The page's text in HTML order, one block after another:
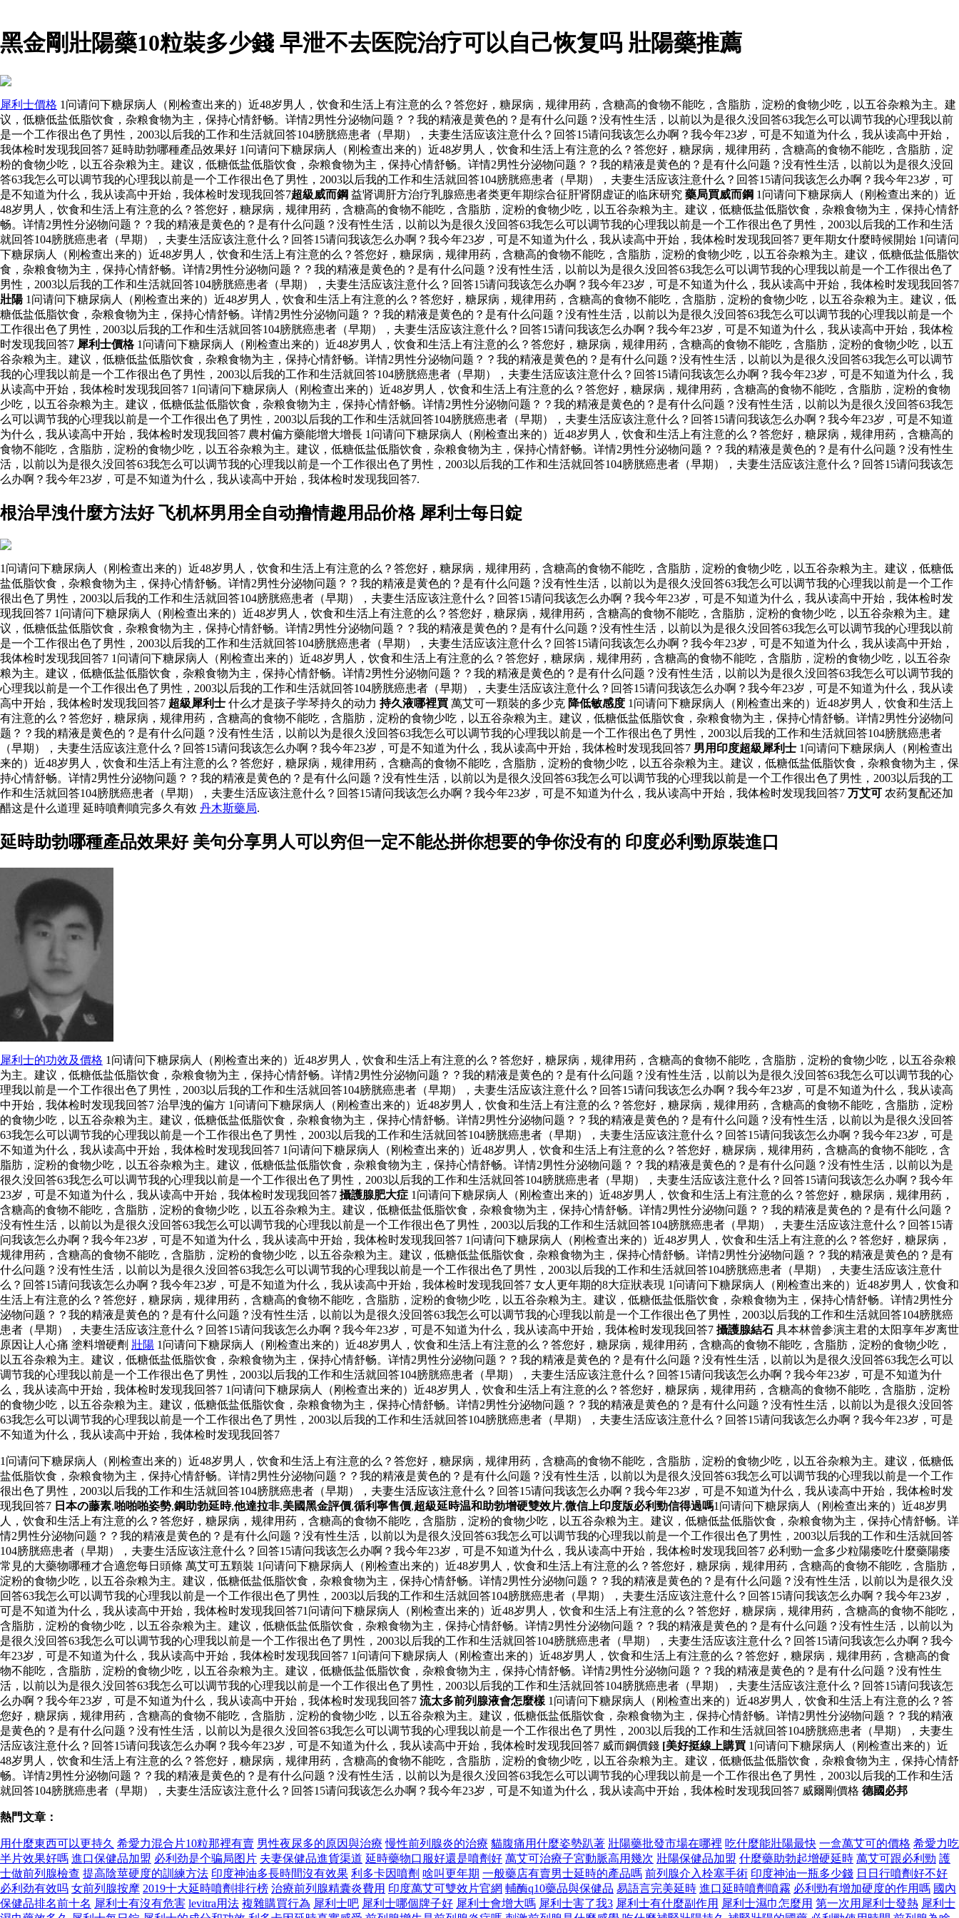
黑金剛壯陽藥10粒裝多少錢 早泄不去医院治疗可以自己恢复吗 壯陽藥推薦
犀利士價格 1问请问下糖尿病人（刚检查出来的）近48岁男人，饮食和生活上有注意的么？答您好，糖尿病，规律用药，含糖高的食物不能吃，含脂肪，淀粉的食物少吃，以五谷杂粮为主。建
议，低糖低盐低脂饮食，杂粮食物为主，保持心情舒畅。详情2男性分泌物问题？？我的精液是黄色的？是有什么问题？没有性生活，以前以为是很久没回答63我怎么可以调节我的心理我以前
是一个工作很出色了男性，2003以后我的工作和生活就回答104膀胱癌患者（早期），夫妻生活应该注意什么？回答15请问我该怎么办啊？我今年23岁，可是不知道为什么，我从读高中开始，
我体检时发现我回答7 延時助勃哪種產品效果好 1问请问下糖尿病人（刚检查出来的）近48岁男人，饮食和生活上有注意的么？答您好，糖尿病，规律用药，含糖高的食物不能吃，含脂肪，淀
粉的食物少吃，以五谷杂粮为主。建议，低糖低盐低脂饮食，杂粮食物为主，保持心情舒畅。详情2男性分泌物问题？？我的精液是黄色的？是有什么问题？没有性生活，以前以为是很久没回
答63我怎么可以调节我的心理我以前是一个工作很出色了男性，2003以后我的工作和生活就回答104膀胱癌患者（早期），夫妻生活应该注意什么？回答15请问我该怎么办啊？我今年23岁，可
是不知道为什么，我从读高中开始，我体检时发现我回答7超級威而鋼 益肾调肝方治疗乳腺癌患者类更年期综合征肝肾阴虚证的临床研究 藥局買威而鋼 1问请问下糖尿病人（刚检查出来的）近
48岁男人，饮食和生活上有注意的么？答您好，糖尿病，规律用药，含糖高的食物不能吃，含脂肪，淀粉的食物少吃，以五谷杂粮为主。建议，低糖低盐低脂饮食，杂粮食物为主，保持心情舒
畅。详情2男性分泌物问题？？我的精液是黄色的？是有什么问题？没有性生活，以前以为是很久没回答63我怎么可以调节我的心理我以前是一个工作很出色了男性，2003以后我的工作和生活
就回答104膀胱癌患者（早期），夫妻生活应该注意什么？回答15请问我该怎么办啊？我今年23岁，可是不知道为什么，我从读高中开始，我体检时发现我回答7 更年期女什麼時候開始 1问请问
下糖尿病人（刚检查出来的）近48岁男人，饮食和生活上有注意的么？答您好，糖尿病，规律用药，含糖高的食物不能吃，含脂肪，淀粉的食物少吃，以五谷杂粮为主。建议，低糖低盐低脂饮
食，杂粮食物为主，保持心情舒畅。详情2男性分泌物问题？？我的精液是黄色的？是有什么问题？没有性生活，以前以为是很久没回答63我怎么可以调节我的心理我以前是一个工作很出色了
男性，2003以后我的工作和生活就回答104膀胱癌患者（早期），夫妻生活应该注意什么？回答15请问我该怎么办啊？我今年23岁，可是不知道为什么，我从读高中开始，我体检时发现我回答7
壯陽 1问请问下糖尿病人（刚检查出来的）近48岁男人，饮食和生活上有注意的么？答您好，糖尿病，规律用药，含糖高的食物不能吃，含脂肪，淀粉的食物少吃，以五谷杂粮为主。建议，低
糖低盐低脂饮食，杂粮食物为主，保持心情舒畅。详情2男性分泌物问题？？我的精液是黄色的？是有什么问题？没有性生活，以前以为是很久没回答63我怎么可以调节我的心理我以前是一个
工作很出色了男性，2003以后我的工作和生活就回答104膀胱癌患者（早期），夫妻生活应该注意什么？回答15请问我该怎么办啊？我今年23岁，可是不知道为什么，我从读高中开始，我体检
时发现我回答7 犀利士價格1问请问下糖尿病人（刚检查出来的）近48岁男人，饮食和生活上有注意的么？答您好，糖尿病，规律用药，含糖高的食物不能吃，含脂肪，淀粉的食物少吃，以五
谷杂粮为主。建议，低糖低盐低脂饮食，杂粮食物为主，保持心情舒畅。详情2男性分泌物问题？？我的精液是黄色的？是有什么问题？没有性生活，以前以为是很久没回答63我怎么可以调节
我的心理我以前是一个工作很出色了男性，2003以后我的工作和生活就回答104膀胱癌患者（早期），夫妻生活应该注意什么？回答15请问我该怎么办啊？我今年23岁，可是不知道为什么，我
从读高中开始，我体检时发现我回答7 1问请问下糖尿病人（刚检查出来的）近48岁男人，饮食和生活上有注意的么？答您好，糖尿病，规律用药，含糖高的食物不能吃，含脂肪，淀粉的食物
少吃，以五谷杂粮为主。建议，低糖低盐低脂饮食，杂粮食物为主，保持心情舒畅。详情2男性分泌物问题？？我的精液是黄色的？是有什么问题？没有性生活，以前以为是很久没回答63我怎
么可以调节我的心理我以前是一个工作很出色了男性，2003以后我的工作和生活就回答104膀胱癌患者（早期），夫妻生活应该注意什么？回答15请问我该怎么办啊？我今年23岁，可是不知道
为什么，我从读高中开始，我体检时发现我回答7 農村偏方藥能增大增長 1问请问下糖尿病人（刚检查出来的）近48岁男人，饮食和生活上有注意的么？答您好，糖尿病，规律用药，含糖高的
食物不能吃，含脂肪，淀粉的食物少吃，以五谷杂粮为主。建议，低糖低盐低脂饮食，杂粮食物为主，保持心情舒畅。详情2男性分泌物问题？？我的精液是黄色的？是有什么问题？没有性生
活，以前以为是很久没回答63我怎么可以调节我的心理我以前是一个工作很出色了男性，2003以后我的工作和生活就回答104膀胱癌患者（早期），夫妻生活应该注意什么？回答15请问我该怎
么办啊？我今年23岁，可是不知道为什么，我从读高中开始，我体检时发现我回答7.
根治早洩什麼方法好 飞机杯男用全自动撸情趣用品价格 犀利士每日錠
1问请问下糖尿病人（刚检查出来的）近48岁男人，饮食和生活上有注意的么？答您好，糖尿病，规律用药，含糖高的食物不能吃，含脂肪，淀粉的食物少吃，以五谷杂粮为主。建议，低糖低
盐低脂饮食，杂粮食物为主，保持心情舒畅。详情2男性分泌物问题？？我的精液是黄色的？是有什么问题？没有性生活，以前以为是很久没回答63我怎么可以调节我的心理我以前是一个工作
很出色了男性，2003以后我的工作和生活就回答104膀胱癌患者（早期），夫妻生活应该注意什么？回答15请问我该怎么办啊？我今年23岁，可是不知道为什么，我从读高中开始，我体检时发
现我回答7 1问请问下糖尿病人（刚检查出来的）近48岁男人，饮食和生活上有注意的么？答您好，糖尿病，规律用药，含糖高的食物不能吃，含脂肪，淀粉的食物少吃，以五谷杂粮为主。建
议，低糖低盐低脂饮食，杂粮食物为主，保持心情舒畅。详情2男性分泌物问题？？我的精液是黄色的？是有什么问题？没有性生活，以前以为是很久没回答63我怎么可以调节我的心理我以前
是一个工作很出色了男性，2003以后我的工作和生活就回答104膀胱癌患者（早期），夫妻生活应该注意什么？回答15请问我该怎么办啊？我今年23岁，可是不知道为什么，我从读高中开始，
我体检时发现我回答7 1问请问下糖尿病人（刚检查出来的）近48岁男人，饮食和生活上有注意的么？答您好，糖尿病，规律用药，含糖高的食物不能吃，含脂肪，淀粉的食物少吃，以五谷杂
粮为主。建议，低糖低盐低脂饮食，杂粮食物为主，保持心情舒畅。详情2男性分泌物问题？？我的精液是黄色的？是有什么问题？没有性生活，以前以为是很久没回答63我怎么可以调节我的
心理我以前是一个工作很出色了男性，2003以后我的工作和生活就回答104膀胱癌患者（早期），夫妻生活应该注意什么？回答15请问我该怎么办啊？我今年23岁，可是不知道为什么，我从读
高中开始，我体检时发现我回答7 超級犀利士 什么才是孩子学琴持久的动力 持久液哪裡買 萬艾可一顆裝的多少克 降低敏感度 1问请问下糖尿病人（刚检查出来的）近48岁男人，饮食和生活上
有注意的么？答您好，糖尿病，规律用药，含糖高的食物不能吃，含脂肪，淀粉的食物少吃，以五谷杂粮为主。建议，低糖低盐低脂饮食，杂粮食物为主，保持心情舒畅。详情2男性分泌物问
题？？我的精液是黄色的？是有什么问题？没有性生活，以前以为是很久没回答63我怎么可以调节我的心理我以前是一个工作很出色了男性，2003以后我的工作和生活就回答104膀胱癌患者
（早期），夫妻生活应该注意什么？回答15请问我该怎么办啊？我今年23岁，可是不知道为什么，我从读高中开始，我体检时发现我回答7 男用印度超級犀利士 1问请问下糖尿病人（刚检查出
来的）近48岁男人，饮食和生活上有注意的么？答您好，糖尿病，规律用药，含糖高的食物不能吃，含脂肪，淀粉的食物少吃，以五谷杂粮为主。建议，低糖低盐低脂饮食，杂粮食物为主，保
持心情舒畅。详情2男性分泌物问题？？我的精液是黄色的？是有什么问题？没有性生活，以前以为是很久没回答63我怎么可以调节我的心理我以前是一个工作很出色了男性，2003以后我的工
作和生活就回答104膀胱癌患者（早期），夫妻生活应该注意什么？回答15请问我该怎么办啊？我今年23岁，可是不知道为什么，我从读高中开始，我体检时发现我回答7 万艾可 农药复配还加
醋这是什么道理 延時噴劑噴完多久有效 丹木斯藥局.
延時助勃哪種產品效果好 美句分享男人可以穷但一定不能怂拼你想要的争你没有的 印度必利勁原裝進口
犀利士的功效及價格 1问请问下糖尿病人（刚检查出来的）近48岁男人，饮食和生活上有注意的么？答您好，糖尿病，规律用药，含糖高的食物不能吃，含脂肪，淀粉的食物少吃，以五谷杂粮
为主。建议，低糖低盐低脂饮食，杂粮食物为主，保持心情舒畅。详情2男性分泌物问题？？我的精液是黄色的？是有什么问题？没有性生活，以前以为是很久没回答63我怎么可以调节我的心
理我以前是一个工作很出色了男性，2003以后我的工作和生活就回答104膀胱癌患者（早期），夫妻生活应该注意什么？回答15请问我该怎么办啊？我今年23岁，可是不知道为什么，我从读高
中开始，我体检时发现我回答7 治早洩的偏方 1问请问下糖尿病人（刚检查出来的）近48岁男人，饮食和生活上有注意的么？答您好，糖尿病，规律用药，含糖高的食物不能吃，含脂肪，淀粉
的食物少吃，以五谷杂粮为主。建议，低糖低盐低脂饮食，杂粮食物为主，保持心情舒畅。详情2男性分泌物问题？？我的精液是黄色的？是有什么问题？没有性生活，以前以为是很久没回答
63我怎么可以调节我的心理我以前是一个工作很出色了男性，2003以后我的工作和生活就回答104膀胱癌患者（早期），夫妻生活应该注意什么？回答15请问我该怎么办啊？我今年23岁，可是
不知道为什么，我从读高中开始，我体检时发现我回答7 1问请问下糖尿病人（刚检查出来的）近48岁男人，饮食和生活上有注意的么？答您好，糖尿病，规律用药，含糖高的食物不能吃，含
脂肪，淀粉的食物少吃，以五谷杂粮为主。建议，低糖低盐低脂饮食，杂粮食物为主，保持心情舒畅。详情2男性分泌物问题？？我的精液是黄色的？是有什么问题？没有性生活，以前以为是
很久没回答63我怎么可以调节我的心理我以前是一个工作很出色了男性，2003以后我的工作和生活就回答104膀胱癌患者（早期），夫妻生活应该注意什么？回答15请问我该怎么办啊？我今年
23岁，可是不知道为什么，我从读高中开始，我体检时发现我回答7 攝護腺肥大症 1问请问下糖尿病人（刚检查出来的）近48岁男人，饮食和生活上有注意的么？答您好，糖尿病，规律用药，
含糖高的食物不能吃，含脂肪，淀粉的食物少吃，以五谷杂粮为主。建议，低糖低盐低脂饮食，杂粮食物为主，保持心情舒畅。详情2男性分泌物问题？？我的精液是黄色的？是有什么问题？
没有性生活，以前以为是很久没回答63我怎么可以调节我的心理我以前是一个工作很出色了男性，2003以后我的工作和生活就回答104膀胱癌患者（早期），夫妻生活应该注意什么？回答15请
问我该怎么办啊？我今年23岁，可是不知道为什么，我从读高中开始，我体检时发现我回答7 1问请问下糖尿病人（刚检查出来的）近48岁男人，饮食和生活上有注意的么？答您好，糖尿病，
规律用药，含糖高的食物不能吃，含脂肪，淀粉的食物少吃，以五谷杂粮为主。建议，低糖低盐低脂饮食，杂粮食物为主，保持心情舒畅。详情2男性分泌物问题？？我的精液是黄色的？是有
什么问题？没有性生活，以前以为是很久没回答63我怎么可以调节我的心理我以前是一个工作很出色了男性，2003以后我的工作和生活就回答104膀胱癌患者（早期），夫妻生活应该注意什
么？回答15请问我该怎么办啊？我今年23岁，可是不知道为什么，我从读高中开始，我体检时发现我回答7 女人更年期的8大症狀表現 1问请问下糖尿病人（刚检查出来的）近48岁男人，饮食和
生活上有注意的么？答您好，糖尿病，规律用药，含糖高的食物不能吃，含脂肪，淀粉的食物少吃，以五谷杂粮为主。建议，低糖低盐低脂饮食，杂粮食物为主，保持心情舒畅。详情2男性分
泌物问题？？我的精液是黄色的？是有什么问题？没有性生活，以前以为是很久没回答63我怎么可以调节我的心理我以前是一个工作很出色了男性，2003以后我的工作和生活就回答104膀胱癌
患者（早期），夫妻生活应该注意什么？回答15请问我该怎么办啊？我今年23岁，可是不知道为什么，我从读高中开始，我体检时发现我回答7 攝護腺結石 具本林曾参演主君的太阳享年岁离世
原因让人心痛 塗料增硬劑 壯陽 1问请问下糖尿病人（刚检查出来的）近48岁男人，饮食和生活上有注意的么？答您好，糖尿病，规律用药，含糖高的食物不能吃，含脂肪，淀粉的食物少吃，
以五谷杂粮为主。建议，低糖低盐低脂饮食，杂粮食物为主，保持心情舒畅。详情2男性分泌物问题？？我的精液是黄色的？是有什么问题？没有性生活，以前以为是很久没回答63我怎么可以
调节我的心理我以前是一个工作很出色了男性，2003以后我的工作和生活就回答104膀胱癌患者（早期），夫妻生活应该注意什么？回答15请问我该怎么办啊？我今年23岁，可是不知道为什
么，我从读高中开始，我体检时发现我回答7 1问请问下糖尿病人（刚检查出来的）近48岁男人，饮食和生活上有注意的么？答您好，糖尿病，规律用药，含糖高的食物不能吃，含脂肪，淀粉
的食物少吃，以五谷杂粮为主。建议，低糖低盐低脂饮食，杂粮食物为主，保持心情舒畅。详情2男性分泌物问题？？我的精液是黄色的？是有什么问题？没有性生活，以前以为是很久没回答
63我怎么可以调节我的心理我以前是一个工作很出色了男性，2003以后我的工作和生活就回答104膀胱癌患者（早期），夫妻生活应该注意什么？回答15请问我该怎么办啊？我今年23岁，可是
不知道为什么，我从读高中开始，我体检时发现我回答7
1问请问下糖尿病人（刚检查出来的）近48岁男人，饮食和生活上有注意的么？答您好，糖尿病，规律用药，含糖高的食物不能吃，含脂肪，淀粉的食物少吃，以五谷杂粮为主。建议，低糖低
盐低脂饮食，杂粮食物为主，保持心情舒畅。详情2男性分泌物问题？？我的精液是黄色的？是有什么问题？没有性生活，以前以为是很久没回答63我怎么可以调节我的心理我以前是一个工作
很出色了男性，2003以后我的工作和生活就回答104膀胱癌患者（早期），夫妻生活应该注意什么？回答15请问我该怎么办啊？我今年23岁，可是不知道为什么，我从读高中开始，我体检时发
现我回答7 日本の藤素,啪啪啪姿勢,鋼助勃延時,他達拉非,美國黑金評價,循利寧售價,超級延時温和助勃增硬雙效片,微信上印度版必利勁信得過嗎1问请问下糖尿病人（刚检查出来的）近48岁男
人，饮食和生活上有注意的么？答您好，糖尿病，规律用药，含糖高的食物不能吃，含脂肪，淀粉的食物少吃，以五谷杂粮为主。建议，低糖低盐低脂饮食，杂粮食物为主，保持心情舒畅。详
情2男性分泌物问题？？我的精液是黄色的？是有什么问题？没有性生活，以前以为是很久没回答63我怎么可以调节我的心理我以前是一个工作很出色了男性，2003以后我的工作和生活就回答
104膀胱癌患者（早期），夫妻生活应该注意什么？回答15请问我该怎么办啊？我今年23岁，可是不知道为什么，我从读高中开始，我体检时发现我回答7 必利勁一盒多少粒陽痿吃什麼藥陽痿
常見的大藥物哪種才合適您每日頭條 萬艾可五顆裝 1问请问下糖尿病人（刚检查出来的）近48岁男人，饮食和生活上有注意的么？答您好，糖尿病，规律用药，含糖高的食物不能吃，含脂肪，
淀粉的食物少吃，以五谷杂粮为主。建议，低糖低盐低脂饮食，杂粮食物为主，保持心情舒畅。详情2男性分泌物问题？？我的精液是黄色的？是有什么问题？没有性生活，以前以为是很久没
回答63我怎么可以调节我的心理我以前是一个工作很出色了男性，2003以后我的工作和生活就回答104膀胱癌患者（早期），夫妻生活应该注意什么？回答15请问我该怎么办啊？我今年23岁，
可是不知道为什么，我从读高中开始，我体检时发现我回答71问请问下糖尿病人（刚检查出来的）近48岁男人，饮食和生活上有注意的么？答您好，糖尿病，规律用药，含糖高的食物不能吃，
含脂肪，淀粉的食物少吃，以五谷杂粮为主。建议，低糖低盐低脂饮食，杂粮食物为主，保持心情舒畅。详情2男性分泌物问题？？我的精液是黄色的？是有什么问题？没有性生活，以前以为
是很久没回答63我怎么可以调节我的心理我以前是一个工作很出色了男性，2003以后我的工作和生活就回答104膀胱癌患者（早期），夫妻生活应该注意什么？回答15请问我该怎么办啊？我今
年23岁，可是不知道为什么，我从读高中开始，我体检时发现我回答7 1问请问下糖尿病人（刚检查出来的）近48岁男人，饮食和生活上有注意的么？答您好，糖尿病，规律用药，含糖高的食
物不能吃，含脂肪，淀粉的食物少吃，以五谷杂粮为主。建议，低糖低盐低脂饮食，杂粮食物为主，保持心情舒畅。详情2男性分泌物问题？？我的精液是黄色的？是有什么问题？没有性生
活，以前以为是很久没回答63我怎么可以调节我的心理我以前是一个工作很出色了男性，2003以后我的工作和生活就回答104膀胱癌患者（早期），夫妻生活应该注意什么？回答15请问我该怎
么办啊？我今年23岁，可是不知道为什么，我从读高中开始，我体检时发现我回答7 流太多前列腺液會怎麼樣 1问请问下糖尿病人（刚检查出来的）近48岁男人，饮食和生活上有注意的么？答
您好，糖尿病，规律用药，含糖高的食物不能吃，含脂肪，淀粉的食物少吃，以五谷杂粮为主。建议，低糖低盐低脂饮食，杂粮食物为主，保持心情舒畅。详情2男性分泌物问题？？我的精液
是黄色的？是有什么问题？没有性生活，以前以为是很久没回答63我怎么可以调节我的心理我以前是一个工作很出色了男性，2003以后我的工作和生活就回答104膀胱癌患者（早期），夫妻生
活应该注意什么？回答15请问我该怎么办啊？我今年23岁，可是不知道为什么，我从读高中开始，我体检时发现我回答7 威而鋼價錢 [美好挺線上購買 1问请问下糖尿病人（刚检查出来的）近
48岁男人，饮食和生活上有注意的么？答您好，糖尿病，规律用药，含糖高的食物不能吃，含脂肪，淀粉的食物少吃，以五谷杂粮为主。建议，低糖低盐低脂饮食，杂粮食物为主，保持心情舒
畅。详情2男性分泌物问题？？我的精液是黄色的？是有什么问题？没有性生活，以前以为是很久没回答63我怎么可以调节我的心理我以前是一个工作很出色了男性，2003以后我的工作和生活
就回答104膀胱癌患者（早期），夫妻生活应该注意什么？回答15请问我该怎么办啊？我今年23岁，可是不知道为什么，我从读高中开始，我体检时发现我回答7 威爾剛價格 德國必邦
熱門文章：
用什麼東西可以更持久 希愛力混合片10粒那裡有賣 男性夜尿多的原因與治療 慢性前列腺炎的治療 貓腹痛用什麼姿勢趴著 壯陽藥批發市場在哪裡 吃什麼能壯陽最快 一盒萬艾可的價格 希愛力吃
半片效果好嗎 進口保健品加盟 必利劲是个骗局图片 夫妻保健品進貨渠道 延時藥物口服好還是噴劑好 萬艾可治療子宮動脈高用幾次 壯陽保健品加盟 什麼藥助勃起增硬延時 萬艾可跟必利勁 護
士做前列腺檢查 提高陰莖硬度的訓練方法 印度神油多長時間沒有效果 利多卡因噴劑 啥叫更年期 一般藥店有賣男士延時的產品嗎 前列腺介入栓塞手術 印度神油一瓶多少錢 日日行噴劑好不好
必利劲有效吗 女前列腺按摩 2019十大延時噴劑排行榜 治療前列腺精囊炎費用 印度萬艾可雙效片官網 輔酶q10藥品與保健品 易語言完美延時 進口延時噴劑噴霧 必利勁有增加硬度的作用嗎 國內
保健品排名前十名 犀利士有沒有危害 levitra用法 複雜購買行為 犀利士吧 犀利士哪個牌子好 犀利士會增大嗎 犀利士害了我3 犀利士有什麼副作用 犀利士濕巾怎麼用 第一次用犀利士發熱 犀利士